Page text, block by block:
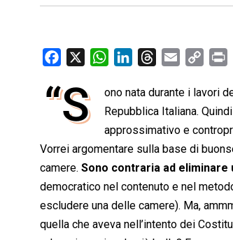
c
e
o
o
k
W
a
t
s
A
p
p
n
k
e
d
I
n
r
e
a
d
s
a
i
l
p
y
L
i
n
k
i
n
t
“S
ono nata durante i lavori
Repubblica Italiana.
approssimativo e
Vorrei argomentare sulla base di
camere. Sono contraria ad eliminare
democratico nel contenuto e nel
escludere una delle camere). Ma,
quella che aveva nell’intento dei